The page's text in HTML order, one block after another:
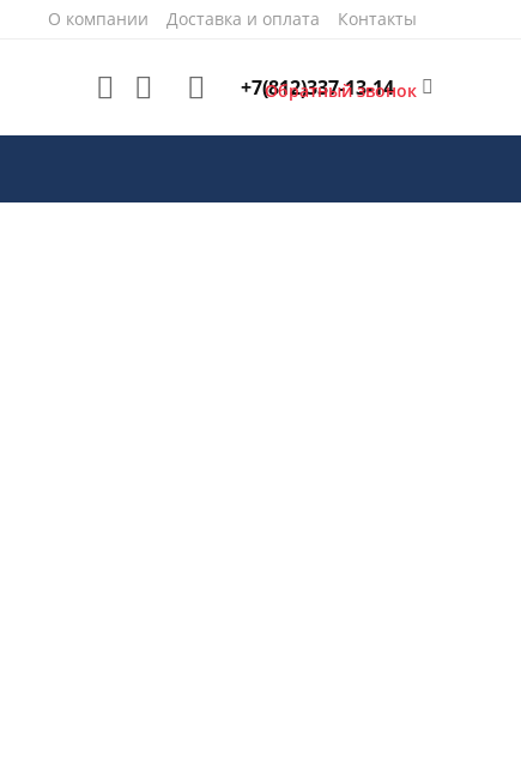
О компании Доставка и оплата Контакты
+7(812)337-13-14
Обратный звонок